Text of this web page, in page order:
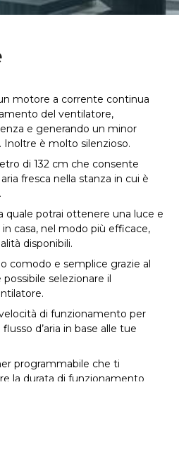
motore a corrente continua
del ventilatore,
e generando un minor
è molto silenzioso.
di 132 cm che consente
fresca nella stanza in cui è
quale potrai ottenere una luce e
casa, nel modo più efficace,
disponibili.
comodo e semplice grazie al
selezionare il
di funzionamento per
d’aria in base alle tue
programmabile che ti
la durata di funzionamento
il ventilatore si spegne in
da 3 pale totalmente
e garantire un flusso